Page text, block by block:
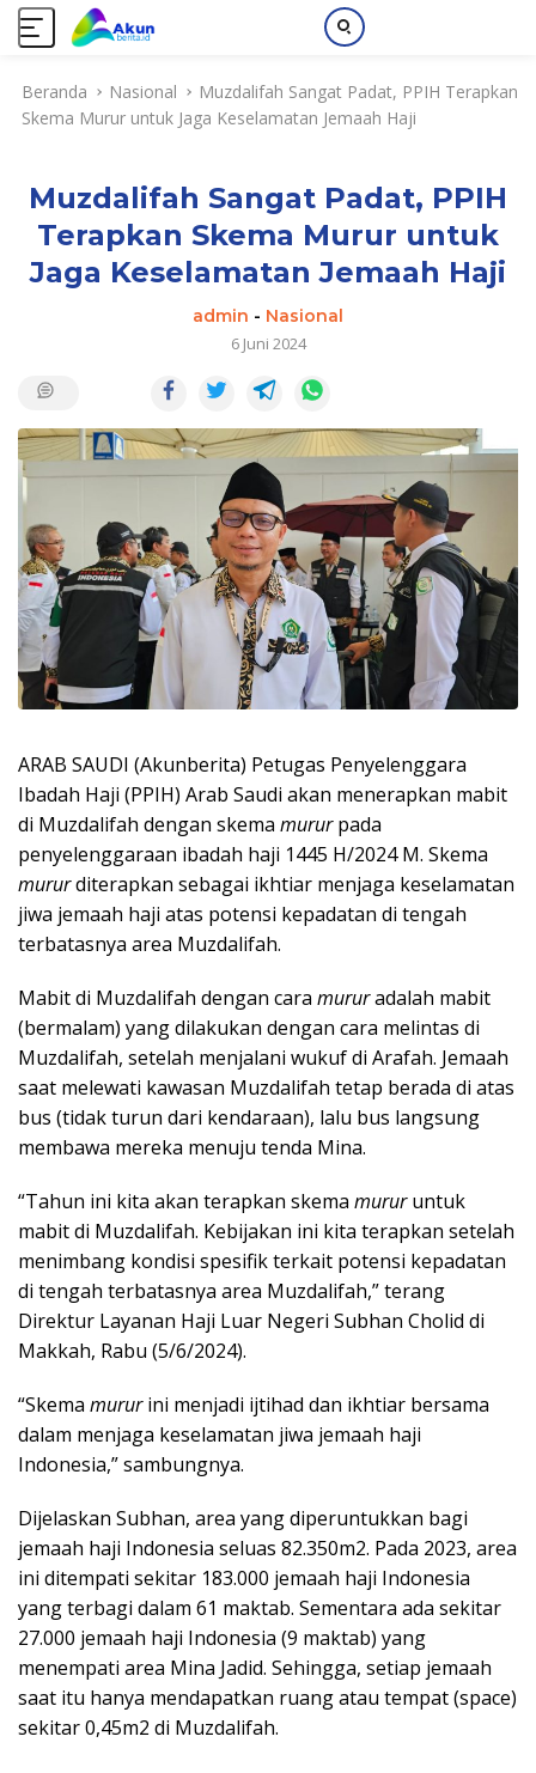
Beranda Nasional
Muzdalifah Sangat Padat, PPIH Terapkan
Skema Murur untuk Jaga Keselamatan Jemaah Haji
Muzdalifah Sangat Padat, PPIH
Terapkan Skema Murur untuk
Jaga Keselamatan Jemaah Haji
admin - Nasional
6 Juni 2024
ARAB SAUDI (Akunberita) Petugas Penyelenggara
Ibadah Haji (PPIH) Arab Saudi akan menerapkan mabit
di Muzdalifah dengan skema mururpada
penyelenggaraan ibadah haji 1445 H/2024 M. Skema
mururditerapkan sebagai ikhtiar menjaga keselamatan
jiwa jemaah haji atas potensi kepadatan di tengah
terbatasnya area Muzdalifah.
Mabit di Muzdalifah dengan cara mururadalah mabit
(bermalam) yang dilakukan dengan cara melintas di
Muzdalifah, setelah menjalani wukuf di Arafah. Jemaah
saat melewati kawasan Muzdalifah tetap berada di atas
bus (tidak turun dari kendaraan), lalu bus langsung
membawa mereka menuju tenda Mina.
“Tahun ini kita akan terapkan skema mururuntuk
mabit di Muzdalifah. Kebijakan ini kita terapkan setelah
menimbang kondisi spesifik terkait potensi kepadatan
di tengah terbatasnya area Muzdalifah,” terang
Direktur Layanan Haji Luar Negeri Subhan Cholid di
Makkah, Rabu (5/6/2024).
“Skema mururini menjadi ijtihad dan ikhtiar bersama
dalam menjaga keselamatan jiwa jemaah haji
Indonesia,” sambungnya.
Dijelaskan Subhan, area yang diperuntukkan bagi
jemaah haji Indonesia seluas 82.350m2. Pada 2023, area
ini ditempati sekitar 183.000 jemaah haji Indonesia
yang terbagi dalam 61 maktab. Sementara ada sekitar
27.000 jemaah haji Indonesia (9 maktab) yang
menempati area Mina Jadid. Sehingga, setiap jemaah
saat itu hanya mendapatkan ruang atau tempat (space)
sekitar 0,45m2 di Muzdalifah.